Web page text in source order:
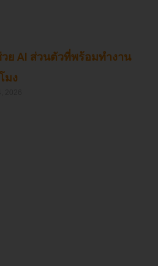
วย AI ส่วนตัวที่พร้อมทำงาน
มง